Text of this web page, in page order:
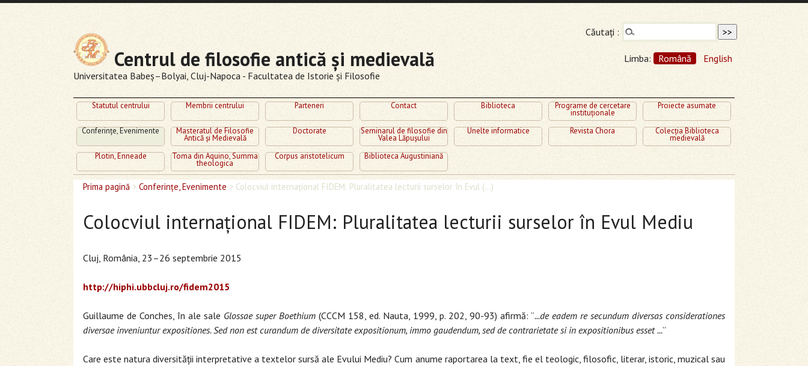
Centrul de filosofie antică şi medievală
Universitatea Babeş–Bolyai, Cluj-Napoca - Facultatea de Istorie şi Filosofie
Statutul centrului Membrii centrului Parteneri Contact Biblioteca Programe de cercetare
instituţionale
Proiecte asumate
Conferinţe, Evenimente Masteratul de Filosofie
Antică şi Medievală
Doctorate Seminarul de filosofie din
Valea Lăpuşului
Unelte informatice Revista Chora Colecţia Biblioteca
medievală
Plotin, Enneade
Toma din Aquino, Summa
theologica
Corpus aristotelicum Biblioteca Augustiniană
Prima pagină > Conferinţe, Evenimente > Colocviul internaţional FIDEM: Pluralitatea lecturii surselor în Evul (...)
Colocviul internaţional FIDEM: Pluralitatea lecturii surselor în Evul Mediu
Cluj, România, 23–26 septembrie 2015
http://hiphi.ubbcluj.ro/fidem2015
Guillaume de Conches, în ale sale Glossae super Boethium (CCCM 158, ed. Nauta, 1999, p. 202, 90-93) afirmă: “...de eadem re secundum diversas considerationes
diversae inveniuntur expositiones. Sed non est curandum de diversitate expositionum, immo gaudendum, sed de contrarietate si in expositionibus esset ...”
Care este natura diversităţii interpretative a textelor sursă ale Evului Mediu? Cum anume raportarea la text, fie el teologic, filosofic, literar, istoric, muzical sau
Căutaţi :
Limba: Română English